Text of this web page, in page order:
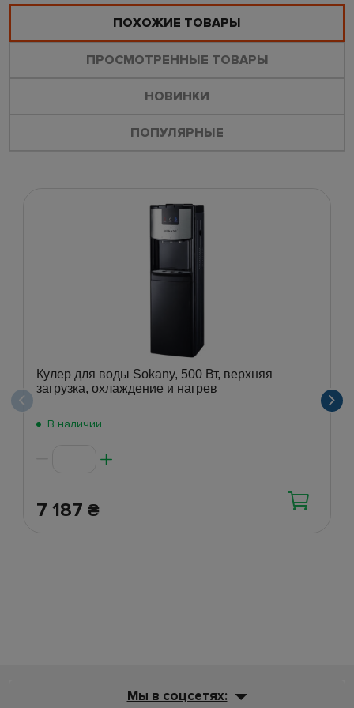
ПОХОЖИЕ ТОВАРЫ
ПРОСМОТРЕННЫЕ ТОВАРЫ
НОВИНКИ
ПОПУЛЯРНЫЕ
Кулер для воды Sokany, 500 Вт, верхняя
загрузка, охлаждение и нагрев
В наличии
7 187 ₴
Мы в соцсетях: